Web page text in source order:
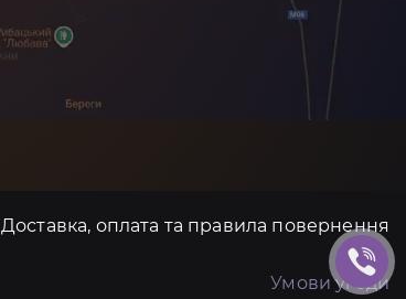
Доставка, оплата та правила повернення
Умови угоди